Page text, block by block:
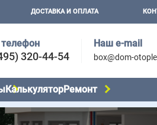
ДОСТАВКА И ОПЛАТА
320-44-54
Наш e-mail
box@dom-
КалькуляторРемонт